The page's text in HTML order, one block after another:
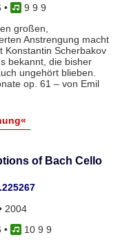
•
9 9 9
großen,
Anstrengung macht
Konstantin Scherbakov
bekannt, die bisher
ungehört blieben.
op. 61 – von Emil
of Bach Cello
2004
•
10 9 9